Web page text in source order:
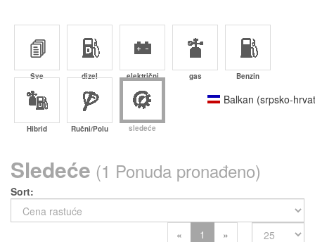
Sve dizel električni gas Benzin
Hibrid Ručni/Polu sledeće
Balkan (srpsko-
Sledeće (1 Ponuda pronađeno)
Sort
« Previous
1 »